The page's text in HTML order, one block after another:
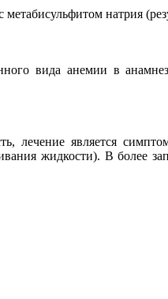
натрия
вида анемии в
лечение является
жидкости). В более